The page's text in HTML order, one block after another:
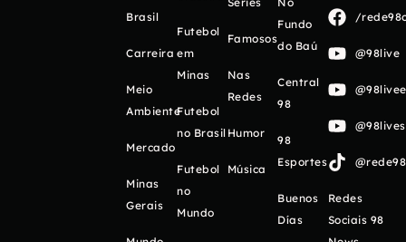
Brasil
Carreira
Meio
Ambiente
Mercado
Minas
Gerais
Futebol
em
Minas
Futebol
no Brasil
Futebol
no
Mundo
Famosos
Nas
Redes
Humor
Música
Fundo
do Baú
Central
98
98
Esportes
Buenos
Días
/
@98live
Redes
Sociais 98